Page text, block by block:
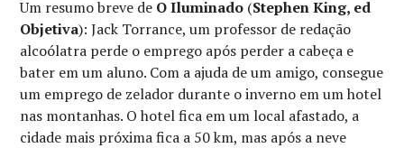
Um resumo breve de O Iluminado (Stephen King, ed
Objetiva): Jack Torrance, um professor de redação
alcoólatra perde o emprego após perder a cabeça e
bater em um aluno. Com a ajuda de um amigo, consegue
um emprego de zelador durante o inverno em um hotel
nas montanhas. O hotel fica em um local afastado, a
cidade mais próxima fica a 50 km, mas após a neve